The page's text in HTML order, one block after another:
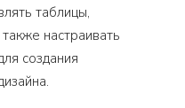
таблицы,
настраивать
создания